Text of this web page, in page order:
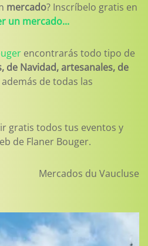
mercado? Inscríbelo gratis en
un mercado...
encontrarás todo tipo de
de Navidad, artesanales, de
además de todas las
gratis todos tus eventos y
de Flaner Bouger.
Mercados du Vaucluse